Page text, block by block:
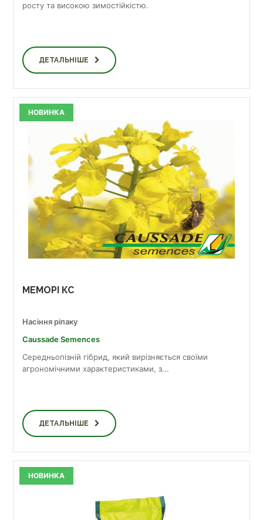
росту та високою зимостійкістю.
ДЕТАЛЬНІШЕ
МЕМОРІ КС
Насіння ріпаку
Caussade Semences
Середньопізній гібрид, який вирізняється своїми
агрономічними характеристиками, з...
ДЕТАЛЬНІШЕ
НОВИНКА
НОВИНКА